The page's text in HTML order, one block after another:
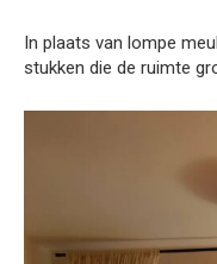
In plaats van lompe
stukken die de ruimte